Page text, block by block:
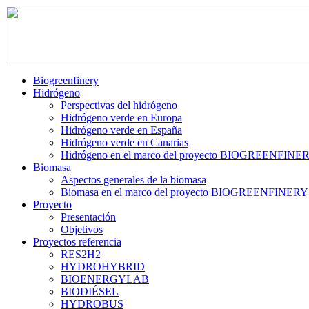
Biogreenfinery
Hidrógeno
Perspectivas del hidrógeno
Hidrógeno verde en Europa
Hidrógeno verde en España
Hidrógeno verde en Canarias
Hidrógeno en el marco del proyecto
Biomasa
Aspectos generales de la biomasa
Biomasa en el marco del proyecto BIOGREENFINERY
Proyecto
Presentación
Objetivos
Proyectos referencia
RES2H2
HYDROHYBRID
BIOENERGYLAB
BIODIÉSEL
HYDROBUS